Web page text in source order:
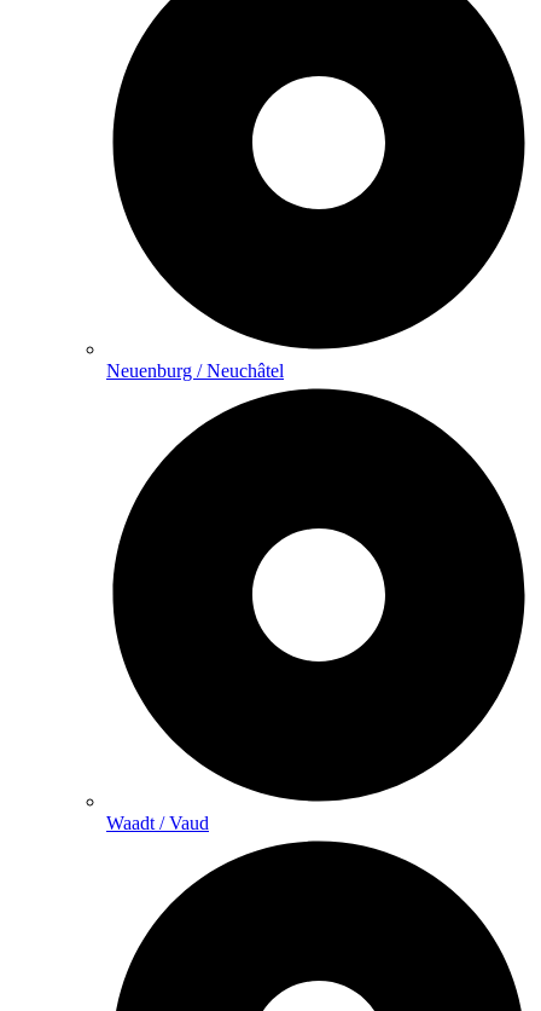
Neuenburg / Neuchâtel
Waadt / Vaud